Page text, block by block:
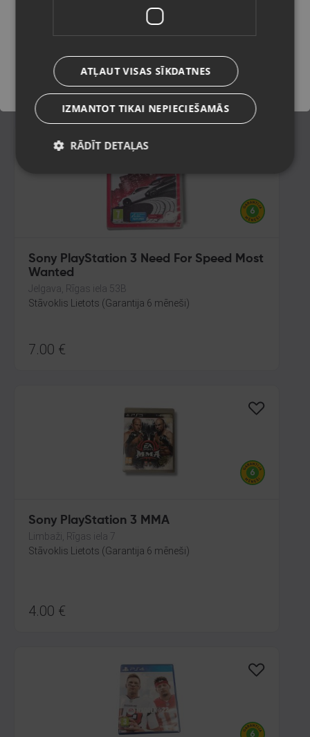
Stāvoklis Lietots (Garantija 6 mēneši)
18.00€
Sony PlayStation 3 Need For Speed Most
Wanted
Jelgava, Rīgas iela 53B
Stāvoklis Lietots (Garantija 6 mēneši)
7.00 €
Sony PlayStation 3 MMA
Limbaži, Rīgas iela 7
Stāvoklis Lietots (Garantija 6 mēneši)
4.00 €
Saglabāt
ATĻAUT VISAS SĪKDATNES
IZMANTOT TIKAI NEPIECIEŠAMĀS
RĀDĪT DETAĻAS